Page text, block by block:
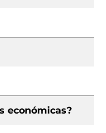
económicas?